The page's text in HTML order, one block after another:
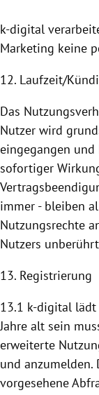
k-digital
Marketing keine
12. Laufzeit/
Das
Nutzer wird
eingegangen
sofortiger
immer - bleiben
Nutzungsrechte
Nutzers
13. Registrierung
13.1 k-digital lädt
Jahre alt sein
erweiterte
und anzumelden.
vorgesehene